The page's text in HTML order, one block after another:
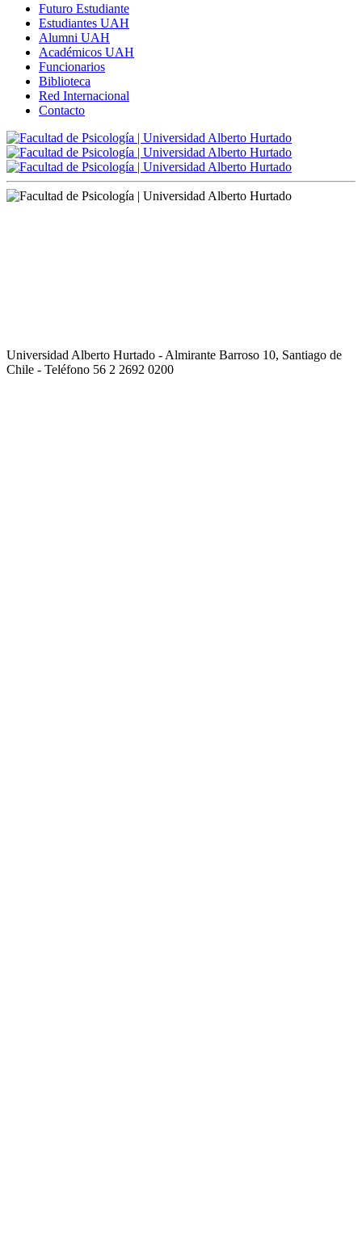
Futuro Estudiante
Estudiantes UAH
Alumni UAH
Académicos UAH
Funcionarios
Biblioteca
Red Internacional
Contacto
Universidad Alberto Hurtado - Almirante Barroso 10, Santiago de
Chile - Teléfono 56 2 2692 0200